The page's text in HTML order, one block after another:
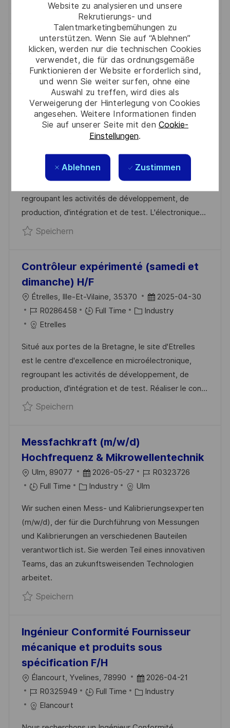
Website zu analysieren und unsere
Rekrutierungs- und
Talentmarketingbemühungen zu
unterstützen. Wenn Sie auf “Ablehnen”
klicken, werden nur die technischen Cookies
verwendet, die für das ordnungsgemäße
Funktionieren der Website erforderlich sind,
und wenn Sie weiter surfen, ohne eine
Auswahl zu treffen, wird dies als
Verweigerung der Hinterlegung von Cookies
angesehen. Weitere Informationen finden
Sie auf unserer Seite mit den Cookie-
Einstellungen.
Ablehnen Zustimmen
N
T
I
C
H
U
N
G
M
D
E
R
V
E
R
Ö
F
F
E
N
T
L
I
N
D
E
G
O
I
E
analizie projektów graficznych? Dołącz do naszego
zespołu w Thales jako praktykant i rozwijaj swoje
umiejętności w dynamicznym środowisku!
Speichern Speichern Apprentice R0279367
Braseur expérimenté (samedi et
dimanche) H/F
Étrelles, Ille-Et-Vilaine, 35370
D
E
R
Ö
F
E
L
C
2025-04-30
I
D
Full Time
K
T
G
O
R
Situé aux portes de la Bretagne, le site d'Etrelles
regroupant les activités de développement, de
production, d'intégration et de test. L'électronique...
SpeichernSpeichern Braseur expérimenté
Contrôleur expérimenté (samedi et
dimanche) H/F
O Étrelles, Ille-Et-Vilaine, 35370
D
A
M
D
E
R
F
F
E
N
T
L
I
C
2025-04-30
J
O
-
I
D
R0286458 Full Time
K
E
G
O
R
Industry
Etrelles
Situé aux portes de la Bretagne, le site d'Etrelles
est le centre d'excellence en microélectronique,
regroupant les activités de développement, de
production, d'intégration et de test. Réaliser le con...
SpeichernSpeichern Contrôleur expérimenté
Messfachkraft (m/w/d)
Hochfrequenz & Mikrowellentechnik
O Ulm, 89077
D
A
U
M
D
E
R
F
E
N
T
2026-05-27
J
O
-
D
R0323726
Full Time
K
T
E
G
O
R
Industry Ulm
Wir suchen einen Mess- und Kalibrierungsexperten
(m/w/d), der für die Durchführung von Messungen
und Kalibrierungen an verschiedenen Bauteilen
verantwortlich ist. Sie werden Teil eines innovativen
Teams, das an zukunftsweisenden Technologien
arbeitet.
SpeichernSpeichern Messfachkraft (m/w/d)
Ingénieur Conformité Fournisseur
mécanique et produits sous
spécification F/H
O Élancourt, Yvelines, 78990
D
A
2026-04-21
J
O
R0325949 Full Time
K
Industry
Elancourt